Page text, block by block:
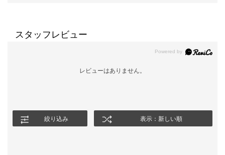
スタッフレビュー
レビューはありません。
絞り込み 表示：新しい順